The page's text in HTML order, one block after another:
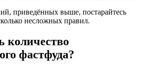
приведённых выше, постарайтесь
несложных правил.
количество
фастфуда?